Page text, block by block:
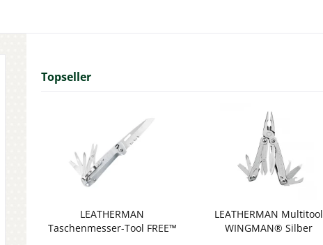
Topseller
LEATHERMAN
Taschenmesser-Tool FREE™
LEATHERMAN Multitool
WINGMAN® Silber